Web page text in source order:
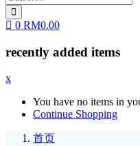
0 RM0.00
recently added items
x
You have no items in
Continue Shopping
首页